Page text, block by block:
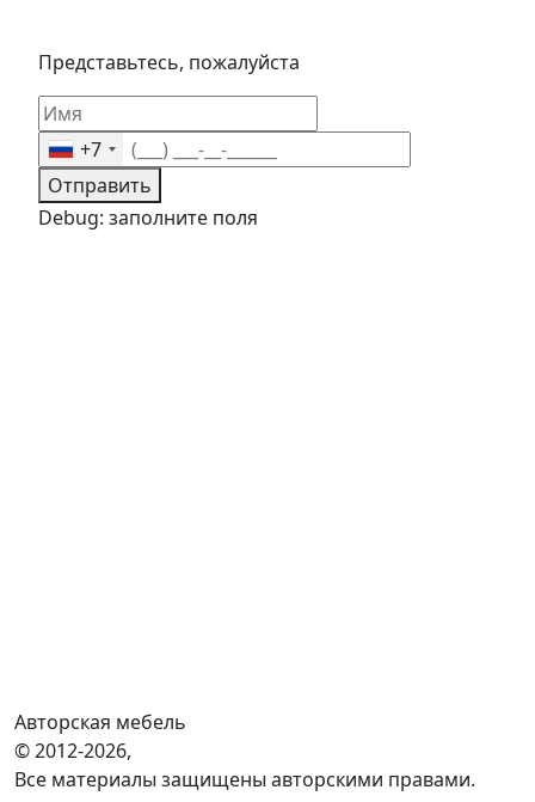
Представьтесь, пожалуйста
+7
Отправить
Debug: заполните поля
Авторская мебель
© 2012-2026,
Все материалы защищены авторскими правами.